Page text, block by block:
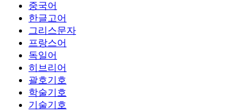
중국어
한글고어
그리스문자
프랑스어
독일어
히브리어
괄호기호
학술기호
기술기호